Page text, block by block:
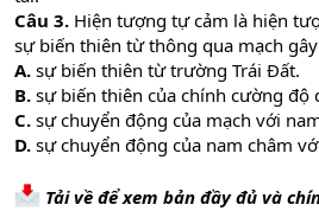
Câu 3. Hiện tượng tự cảm là hiện
sự biến thiên từ thông qua mạch
A. sự biến thiên từ trường Trái Đất.
B. sự biến thiên của chính cường độ
C. sự chuyển động của mạch với
D. sự chuyển động của nam châm
Tải về để xem bản đầy đủ và